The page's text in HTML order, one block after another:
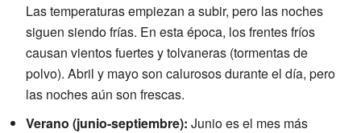
Las temperaturas empiezan a subir, pero las noches
siguen siendo frías. En esta época, los frentes fríos
causan vientos fuertes y tolvaneras (tormentas de
polvo). Abril y mayo son calurosos durante el día, pero
las noches aún son frescas.
Verano (junio-septiembre): Junio es el mes más